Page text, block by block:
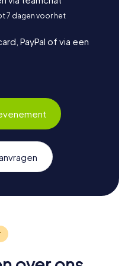
7 dagen voor het
PayPal of via een